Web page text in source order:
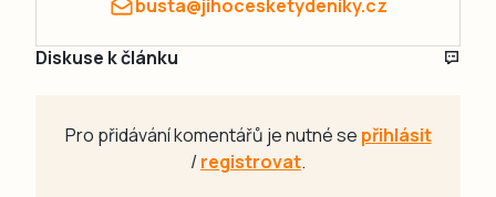
busta@jihocesketydeniky.cz
Diskuse k článku
Pro přidávání komentářů je nutné se přihlásit
/registrovat.